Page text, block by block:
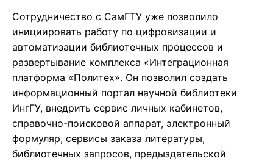
Сотрудничество с СамГТУ уже позволило
инициировать работу по цифровизации и
автоматизации библиотечных процессов и
развертывание комплекса «Интеграционная
платформа «Политех». Он позволил создать
информационный портал научной библиотеки
ИнгГУ, внедрить сервис личных кабинетов,
справочно-поисковой аппарат, электронный
формуляр, сервисы заказа литературы,
библиотечных запросов, предыздательской